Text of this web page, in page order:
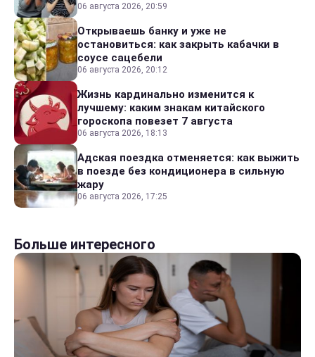
06 августа 2026, 20:59
Открываешь банку и уже не
остановиться: как закрыть кабачки в
соусе сацебели
06 августа 2026, 20:12
Жизнь кардинально изменится к
лучшему: каким знакам китайского
гороскопа повезет 7 августа
06 августа 2026, 18:13
Адская поездка отменяется: как выжить
в поезде без кондиционера в сильную
жару
06 августа 2026, 17:25
Больше интересного